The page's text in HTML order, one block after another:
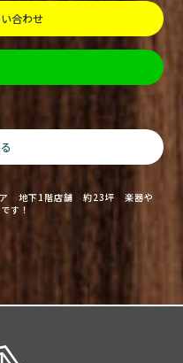
合わせ
ア 地下1階店舗 約23坪 楽器や
す！